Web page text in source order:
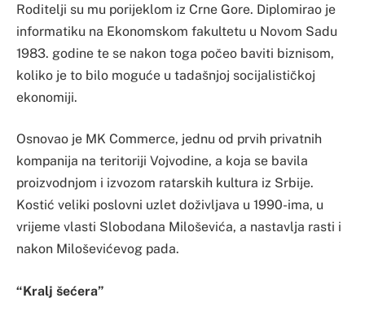
Roditelji su mu porijeklom iz Crne Gore. Diplomirao je
informatiku na Ekonomskom fakultetu u Novom Sadu
1983. godine te se nakon toga počeo baviti biznisom,
koliko je to bilo moguće u tadašnjoj socijalističkoj
ekonomiji.
Osnovao je MK Commerce, jednu od prvih privatnih
kompanija na teritoriji Vojvodine, a koja se bavila
proizvodnjom i izvozom ratarskih kultura iz Srbije.
Kostić veliki poslovni uzlet doživljava u 1990-ima, u
vrijeme vlasti Slobodana Miloševića, a nastavlja rasti i
nakon Miloševićevog pada.
“Kralj šećera”